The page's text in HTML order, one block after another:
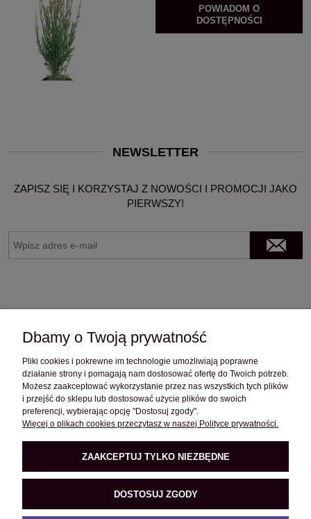
POWIADOM O
DOSTĘPNOŚCI
NEWSLETTER
ZAPISZ SIĘ I KORZYSTAJ Z NOWOŚCI I PROMOCJI JAKO
PIERWSZY!
OBSŁUGA KLIENTA
POMOC
O FIRMIE
PRODUKTY
Dbamy o Twoją prywatność
Pliki cookies i pokrewne im technologie umożliwiają poprawne
działanie strony i pomagają nam dostosować ofertę do Twoich potrzeb.
Możesz zaakceptować wykorzystanie przez nas wszystkich tych plików
i przejść do sklepu lub dostosować użycie plików do swoich
preferencji, wybierając opcję "Dostosuj zgody".
Więcej o plikach cookies przeczytasz w naszej Polityce prywatności.
ZAAKCEPTUJ TYLKO NIEZBĘDNE
DOSTOSUJ ZGODY